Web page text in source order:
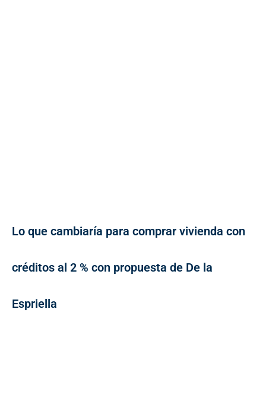
Lo que cambiaría para comprar vivienda con
créditos al 2 % con propuesta de De la
Espriella